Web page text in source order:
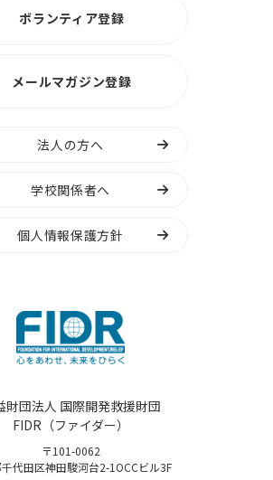
ボランティア登録
メールマガジン登録
法人の方へ
学校関係者へ
個人情報保護方針
財団法人 国際開発救援財団
FIDR（ファイダー）
〒101-0062
代田区神田駿河台2-1OCCビル3F